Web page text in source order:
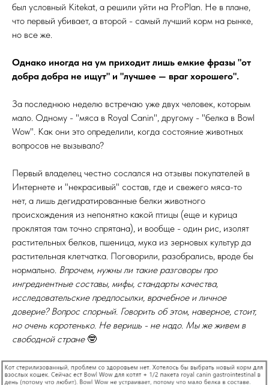
был условный Kitekat, а решили уйти на ProPlan. Не в плане,
что первый убивает, а второй - самый лучший корм на рынке,
но все же.
Однако иногда на ум приходит лишь емкие фразы "от
добра добра не ищут" и "лучшее — враг хорошего".
За последнюю неделю встречаю уже двух человек, которым
мало. Одному - "мяса в Royal Canin", другому - "белка в Bowl
Wow". Как они это определили, когда состояние животных
вопросов не вызывало?
Первый владелец честно сослался на отзывы покупателей в
Интернете и "некрасивый" состав, где и свежего мяса-то
нет, а лишь дегидратированные белки животного
происхождения из непонятно какой птицы (еще и курица
проклятая там точно спрятана), и вообще - один рис, изолят
растительных белков, пшеница, мука из зерновых культур да
растительная клетчатка. Поговорили, разобрались, вроде бы
нормально. Впрочем, нужны ли такие разговоры про
ингредиентные составы, мифы, стандарты качества,
исследовательские предпосылки, врачебное и личное
доверие? Вопрос спорный. Говорить об этом, наверное, стоит,
но очень коротенько. Не веришь - не надо. Мы же живем в
свободной стране 🤓